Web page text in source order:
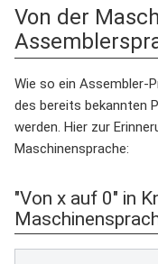
Von der
Wie so ein Assembler-
des bereits bekannten
werden. Hier zur
Maschinensprache:
"Von x auf 0" in